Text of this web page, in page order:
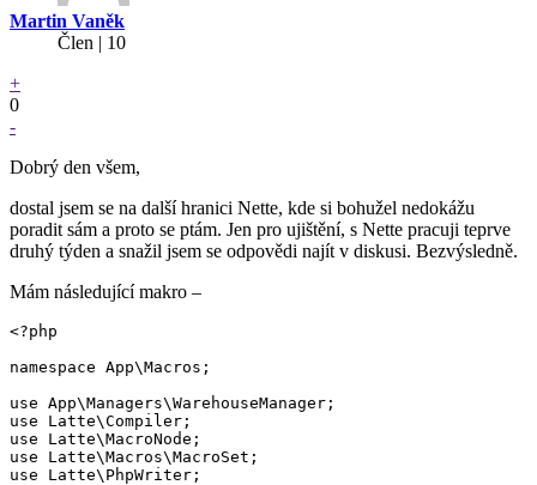
Martin Vaněk
Člen | 10
+
0
-
Dobrý den všem,
dostal jsem se na další hranici Nette, kde si bohužel nedokážu
poradit sám a proto se ptám. Jen pro ujištění, s Nette pracuji teprve
druhý týden a snažil jsem se odpovědi najít v diskusi. Bezvýsledně.
Mám následující makro –
<?php
namespace App\Macros;
use App\Managers\WarehouseManager;
use Latte\Compiler;
use Latte\MacroNode;
use Latte\Macros\MacroSet;
use Latte\PhpWriter;